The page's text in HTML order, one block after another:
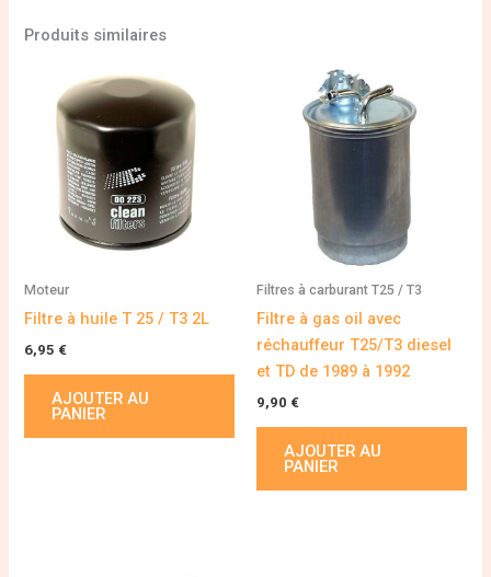
Produits similaires
Moteur
Filtre à huile T 25 / T3 2L
6,95 €
AJOUTER AU
PANIER
Filtres à carburant T25 / T3
Filtre à gas oil avec
réchauffeur T25/T3 diesel
et TD de 1989 à 1992
9,90 €
AJOUTER AU
PANIER